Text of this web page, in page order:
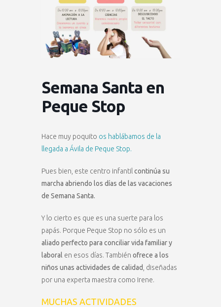
Semana Santa en
Peque Stop
Hace muy poquito os hablábamos de la
llegada a Ávila de Peque Stop.
Pues bien, este centro infantil continúa su
marcha abriendo los días de las vacaciones
de Semana Santa.
Y lo cierto es que es una suerte para los
papás. Porque Peque Stop no sólo es un
aliado perfecto para conciliar vida familiar y
laboral en esos días. También ofrece a los
niños unas actividades de calidad , diseñadas
por una experta maestra como Irene.
MUCHAS ACTIVIDADES